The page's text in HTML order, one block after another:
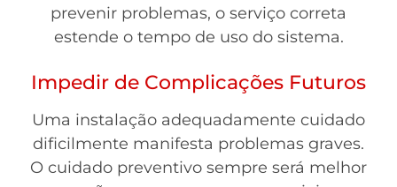
prevenir problemas, o serviço correta
estende o tempo de uso do sistema.
Impedir de Complicações Futuros
Uma instalação adequadamente cuidado
dificilmente manifesta problemas graves.
O cuidado preventivo sempre será melhor